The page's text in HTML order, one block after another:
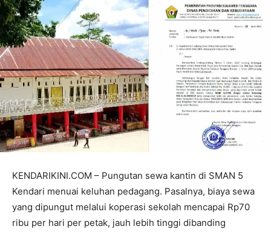
KENDARIKINI.COM – Pungutan sewa kantin di SMAN 5
Kendari menuai keluhan pedagang. Pasalnya, biaya sewa
yang dipungut melalui koperasi sekolah mencapai Rp70
ribu per hari per petak, jauh lebih tinggi dibanding